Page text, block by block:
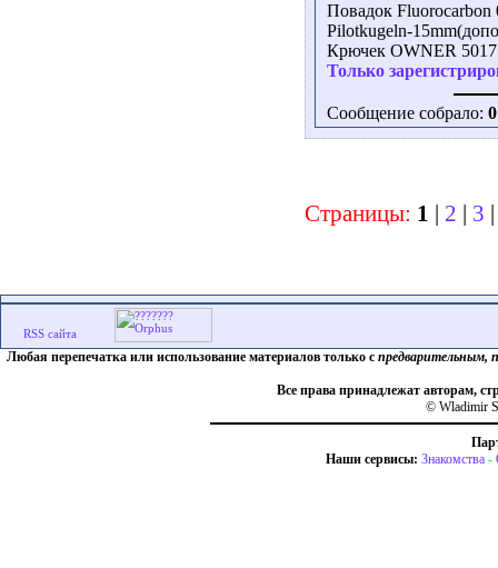
Повадок Fluorocarbon
Pilotkugeln-
Крючек OWNER
Только
Сообщение собрало: 0
Страницы: 1 2 3
Любая перепечатка или использование материалов только с предварительным,
Все права принадлежат авторам,
© Wladimir
Наши сервисы: Знакомства -